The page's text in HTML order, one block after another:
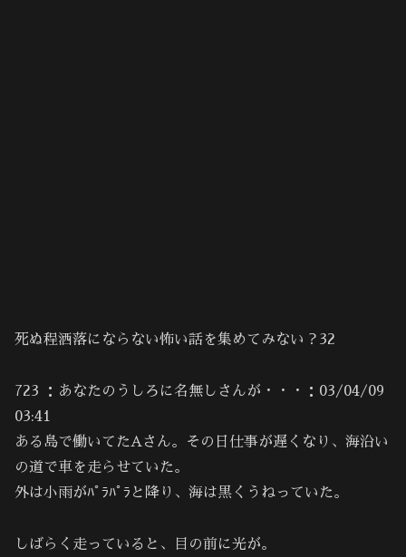
死ぬ程洒落にならない怖い話を集めてみない？32
723 ：あなたのうしろに名無しさんが・・・：03/04/09
03:41
ある島で働いてたAさん。その日仕事が遅くなり、海沿い
の道で車を走らせていた。
外は小雨がﾊﾟﾗﾊﾟﾗと降り、海は黒くうねっていた。
しばらく走っていると、目の前に光が。